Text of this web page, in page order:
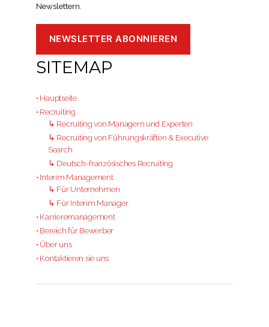
Newslettern.
SITEMAP
• Hauptseite
• Recruiting
↳ Recruiting von Managern und Experten
↳ Recruiting von Führungskräften & Executive
Search
↳ Deutsch-französisches Recruiting
• Interim Management
↳ Für Unternehmen
↳ Für Interim Manager
• Karrieremanagement
• Bereich für Bewerber
• Über uns
• Kontaktieren sie uns